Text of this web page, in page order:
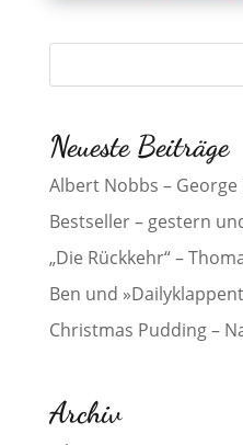
Neueste Beiträge
Albert Nobbs – George
Bestseller – gestern
„Die Rückkehr“ –
Ben und
Christmas Pudding –
Archiv